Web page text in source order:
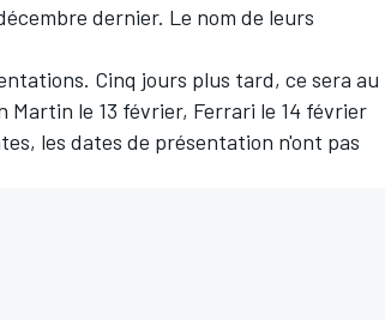
dernier. Le nom de leurs
Cinq jours plus tard, ce sera au
Martin le 13 février, Ferrari le 14 février
les dates de présentation n'ont pas